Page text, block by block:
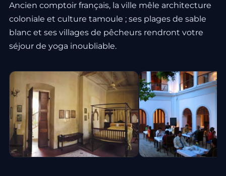
Ancien comptoir français, la ville mêle architecture
coloniale et culture tamoule ; ses plages de sable
blanc et ses villages de pêcheurs rendront votre
séjour de yoga inoubliable.